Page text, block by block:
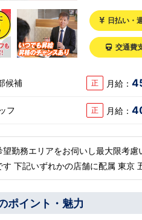
日払い・
交通費
候補 正 月給：
フ 正 月給：
望勤務エリアをお伺いし最大限考
袋：池袋駅西口
輪駅から徒歩8分 神奈川 横浜：京急線黄金町駅から徒歩8分 茨城 水
端駅から徒歩8分 北海道 札幌：すすきの駅から徒歩
ポイント・魅力